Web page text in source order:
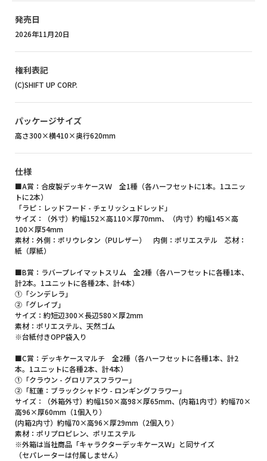
発売日
2026年11月20日
権利表記
(C)SHIFT UP CORP.
パッケージサイズ
高さ300×横410×奥行620mm
仕様
■A賞：合皮製デッキケースＷ 全1種（各ハーフセットに1本。1ユニッ
トに2本）
「ラピ：レッドフード - チェリッシュドレッド」
サイズ：（外寸）約幅152×高110×厚70mm、（内寸）約幅145×高
100×厚54mm
素材：外側：ポリウレタン（PUレザー） 内側：ポリエステル 芯材：
紙（厚紙）
■B賞：ラバープレイマットスリム 全2種（各ハーフセットに各種1本、
計2本。1ユニットに各種2本、計4本）
①「シンデレラ」
②「グレイブ」
サイズ：約短辺300×長辺580×厚2mm
素材：ポリエステル、天然ゴム
※台紙付きOPP袋入り
■C賞：デッキケースマルチ 全2種（各ハーフセットに各種1本、計2
本。1ユニットに各種2本、計4本）
①「クラウン - グロリアスフラワー」
②「紅蓮：ブラックシャドウ - ロンギングフラワー」
サイズ：（外箱外寸）約幅150×高98×厚65mm、(内箱1内寸）約幅70×
高96×厚60mm（1個入り）
(内箱2内寸）約幅70×高96×厚29mm（2個入り）
素材：ポリプロピレン、ポリエステル
※外箱は当社商品「キャラクターデッキケースＷ」と同サイズ
（セパレーターは付属しません）